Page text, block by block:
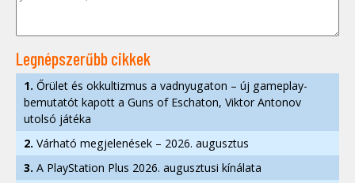
Legnépszerűbb cikkek
1. Őrület és okkultizmus a vadnyugaton – új gameplay-
bemutatót kapott a Guns of Eschaton, Viktor Antonov
utolsó játéka
2. Várható megjelenések – 2026. augusztus
3. A PlayStation Plus 2026. augusztusi kínálata